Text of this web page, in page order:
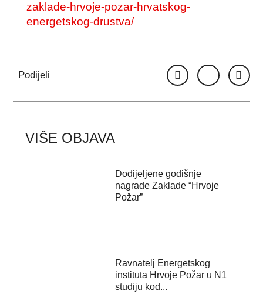
zaklade-hrvoje-pozar-hrvatskog-
energetskog-drustva/
Podijeli
VIŠE OBJAVA
Dodijeljene godišnje
nagrade Zaklade “Hrvoje
Požar”
Ravnatelj Energetskog
instituta Hrvoje Požar u N1
studiju kod...